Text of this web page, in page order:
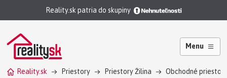
Reality.sk patria do skupiny
Menu
Reality.sk Priestory Priestory Žilina Obchodné